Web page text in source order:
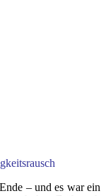
– und es war ein